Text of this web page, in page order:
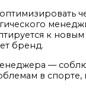
к
бренд.
—
в спорте,